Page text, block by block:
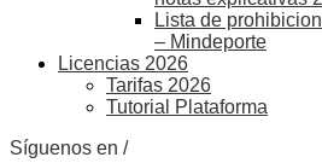
Lista de
– Mindeporte
Licencias 2026
Tarifas 2026
Tutorial Plataforma
Síguenos en /